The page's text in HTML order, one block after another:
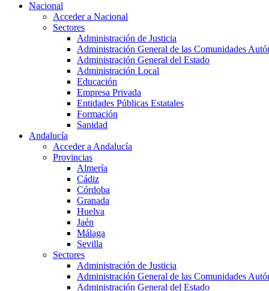
Nacional
Acceder a Nacional
Sectores
Administración de Justicia
Administración General de las Comunidades
Administración General del Estado
Administración Local
Educación
Empresa Privada
Entidades Públicas Estatales
Formación
Sanidad
Andalucía
Acceder a Andalucía
Provincias
Almería
Cádiz
Córdoba
Granada
Huelva
Jaén
Málaga
Sevilla
Sectores
Administración de Justicia
Administración General de las Comunidades
Administración General del Estado